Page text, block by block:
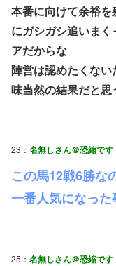
本番に向けて余裕
にガシガシ追いま
アだからな
陣営は認めたくな
味当然の結果だと思
23： 名無しさん＠恐縮です
この馬12戦6勝な
一番人気になっ
25： 名無しさん＠恐縮です